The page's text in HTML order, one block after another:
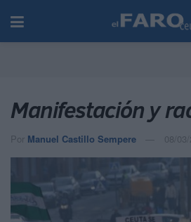
Manifestación y
Por Manuel Castillo Sempere 08/